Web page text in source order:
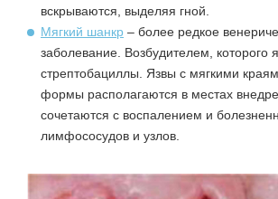
вскрываются, выделяя гной.
Мягкий шанкр – более редкое
заболевание. Возбудителем, которого
стрептобациллы. Язвы с мягкими
формы располагаются в местах
сочетаются с воспалением и
лимфососудов и узлов.